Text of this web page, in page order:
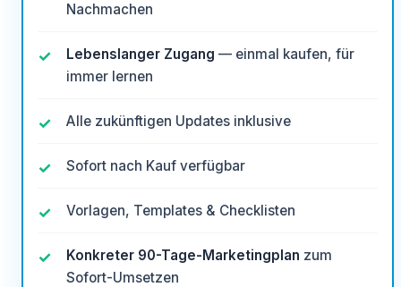
Nachmachen
Lebenslanger Zugang — einmal kaufen, für
immer lernen
Alle zukünftigen Updates inklusive
Sofort nach Kauf verfügbar
Vorlagen, Templates & Checklisten
Konkreter 90-Tage-Marketingplan zum
Sofort-Umsetzen